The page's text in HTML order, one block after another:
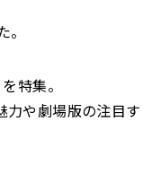
特集。
力や劇場版の注目す